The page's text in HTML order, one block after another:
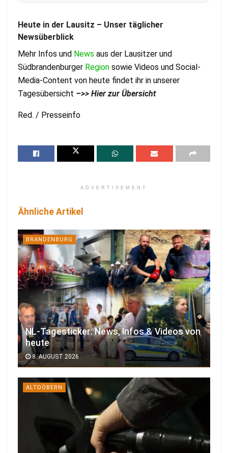
Heute in der Lausitz – Unser täglicher
Newsüberblick
Mehr Infos und News aus der Lausitzer und
Südbrandenburger Region sowie Videos und Social-
Media-Content von heute findet ihr in unserer
Tagesübersicht –>> Hier zur Übersicht
Red. / Presseinfo
ADVERTISEMENT
Ähnliche Artikel
BRANDENBURG
NL-Tagesticker: News, Infos & Videos von
heute
8. AUGUST 2026
ALTDÖBERN